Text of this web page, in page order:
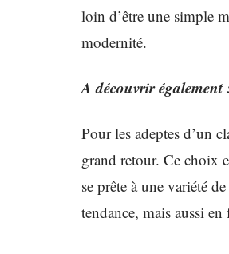
loin d’être une simple
modernité.
A découvrir également
Pour les adeptes d’un
grand retour. Ce choix
se prête à une variété
tendance, mais aussi